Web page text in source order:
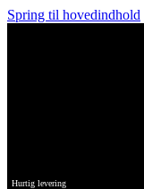
Spring til hovedindhold
Hurtig levering